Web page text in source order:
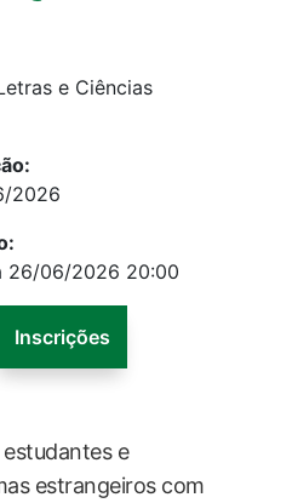
e Ciências
2026
26/06/2026 20:00
Inscrições
e
estrangeiros com